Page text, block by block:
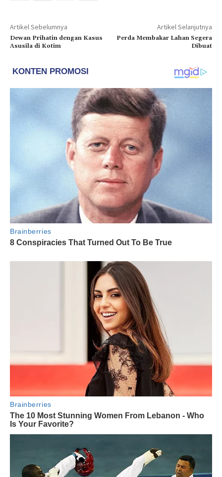
Artikel Sebelumnya
Dewan Prihatin dengan Kasus
Asusila di Kotim
Artikel Selanjutnya
Perda Membakar Lahan Segera
Dibuat